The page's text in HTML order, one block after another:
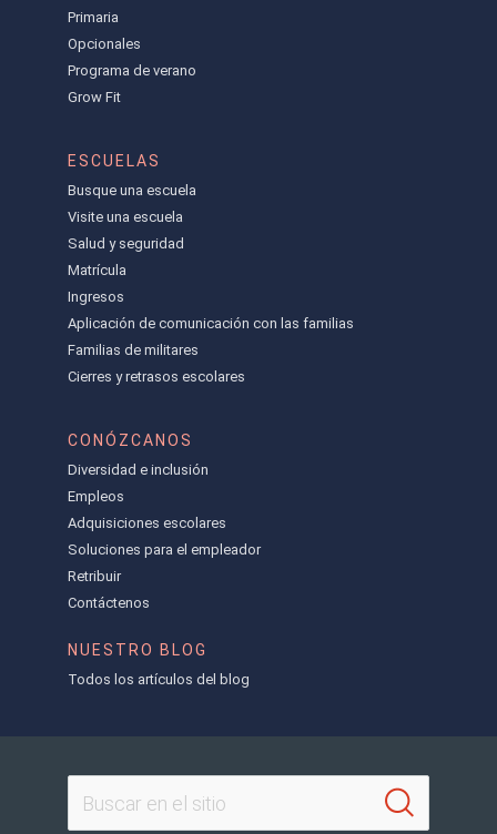
Primaria
Opcionales
Programa de verano
Grow Fit
ESCUELAS
Busque una escuela
Visite una escuela
Salud y seguridad
Matrícula
Ingresos
Aplicación de comunicación con las familias
Familias de militares
Cierres y retrasos escolares
CONÓZCANOS
Diversidad e inclusión
Empleos
Adquisiciones escolares
Soluciones para el empleador
Retribuir
Contáctenos
NUESTRO BLOG
Todos los artículos del blog